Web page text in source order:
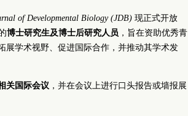
of Developmental Biology (JDB) 现正式开放
博士研究生及博士后研究人员 ，旨在资助优秀青
展学术视野、促进国际合作，并推动其学术发
关国际会议 ，并在会议上进行口头报告或墙报展